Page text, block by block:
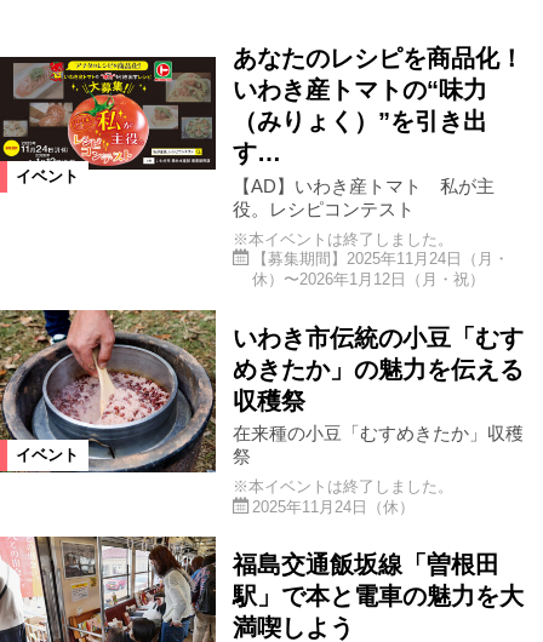
イベント
あなたのレシピを商品化！
いわき産トマトの“味力
（みりょく）”を引き出
す…
【AD】いわき産トマト 私が主
役。レシピコンテスト
※本イベントは終了しました。
【募集期間】2025年11月24日（月・
休）〜2026年1月12日（月・祝）
イベント
いわき市伝統の小豆「むす
めきたか」の魅力を伝える
収穫祭
在来種の⼩⾖「むすめきたか」収穫
祭
※本イベントは終了しました。
2025年11月24日（休）
福島交通飯坂線「曽根田
駅」で本と電車の魅力を大
満喫しよう